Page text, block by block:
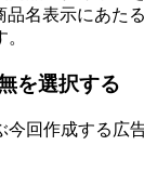
品名表示にあた
を選択する
今回作成する広